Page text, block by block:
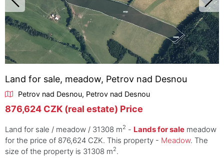
Land for sale, meadow, Petrov nad Desnou
Petrov nad Desnou, Petrov nad Desnou
876,624 CZK (real estate) Price
Land for sale / meadow / 31308 m2 - Lands for sale meadow
for the price of 876,624 CZK. This property - Meadow. The
size of the property is 31308 m2.